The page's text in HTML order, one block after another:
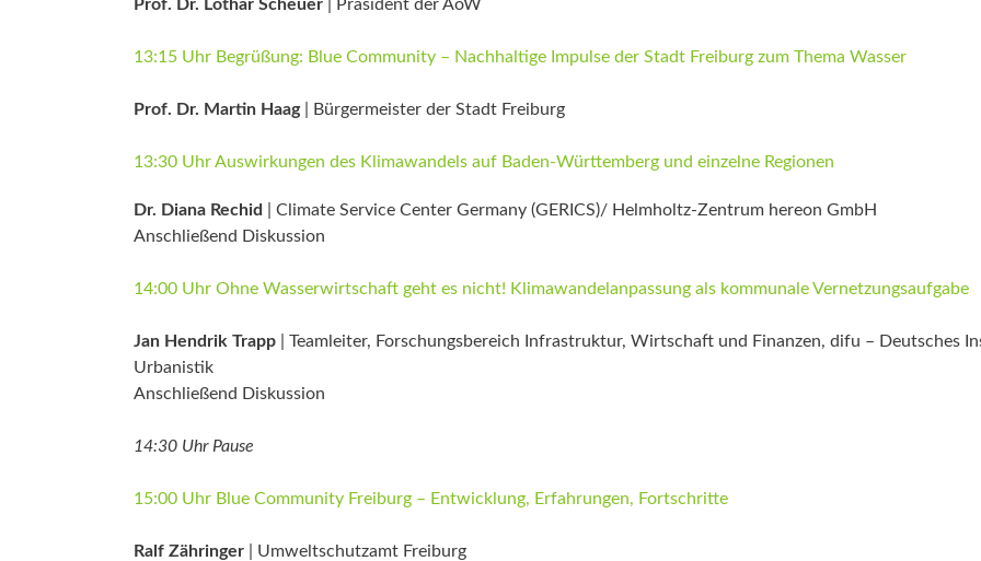
Prof. Dr. Lothar Scheuer | Präsident der AöW
13:15 Uhr Begrüßung: Blue Community – Nachhaltige Impulse der Stadt Freiburg zum Thema Wasser
Prof. Dr. Martin Haag| Bürgermeister der Stadt Freiburg
13:30 Uhr Auswirkungen des Klimawandels auf Baden-Württemberg und einzelne Regionen
Dr. Diana Rechid
| Climate Service Center Germany (GERICS)/ Helmholtz-Zentrum hereon GmbH
Anschließend Diskussion
14:00 Uhr Ohne Wasserwirtschaft geht es nicht! Klimawandelanpassung als kommunale Vernetzungsaufgabe
Jan Hendrik Trapp | Teamleiter, Forschungsbereich Infrastruktur, Wirtschaft und Finanzen, difu – Deutsches
Urbanistik
Anschließend Diskussion
14:30 Uhr Pause
15:00 Uhr Blue Community Freiburg – Entwicklung, Erfahrungen, Fortschritte
Ralf Zähringer | Umweltschutzamt Freiburg